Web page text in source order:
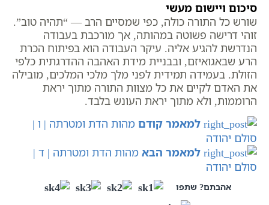
סיכום ויישום מעשי
שורש כל התורה כולה, כפי שמסיים הרב — “תהיה טוב”.
זוהי דרישה פשוטה במהותה, אך מורכבת בעבודה
הנדרשת להגיע אליה. עיקר העבודה הוא בפיתוח הכרת
הרע שבאגואיזם, ובבניית מידת האהבה ההדרגתית כלפי
הזולת. בעמידה תמידית לפני מלך מלכי המלכים, מובילה
את האדם לקיים את כל מצוות התורה מתוך יראת
הרוממות, ולא מתוך יראת העונש בלבד.
למאמר קודם מהות הדת ומטרתה | ו |
סולם יהודה
למאמר הבא מהות הדת ומטרתה | ד |
סולם יהודה
אהבתם? שתפו